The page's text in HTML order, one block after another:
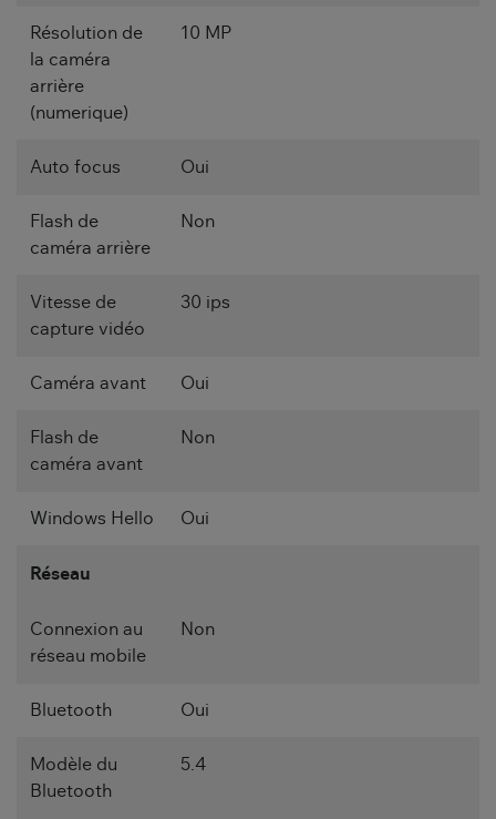
Résolution de
la caméra
arrière
(numerique)
10 MP
Auto focus Oui
Flash de
caméra arrière
Non
Vitesse de
capture vidéo
30 ips
Caméra avant Oui
Flash de
caméra avant
Non
Windows Hello Oui
Réseau
Connexion au
réseau mobile
Non
Bluetooth Oui
Modèle du
Bluetooth
5.4